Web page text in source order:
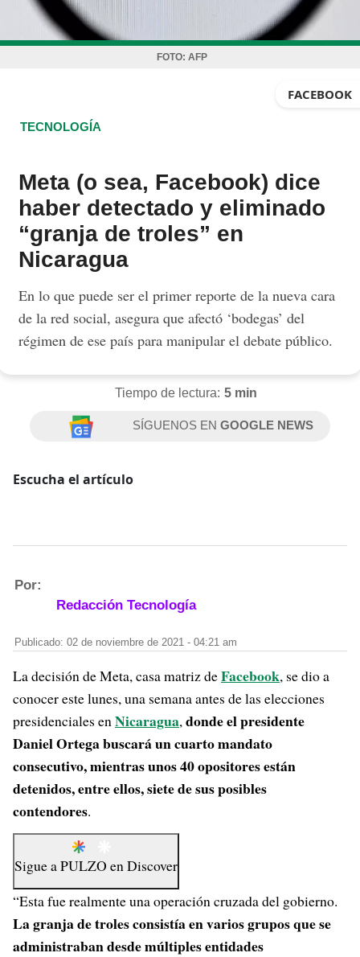
FOTO: AFP
FACEBOOK
TECNOLOGÍA
Meta (o sea, Facebook) dice
haber detectado y eliminado
“granja de troles” en
Nicaragua
En lo que puede ser el primer reporte de la nueva cara
de la red social, asegura que afectó ‘bodegas’ del
régimen de ese país para manipular el debate público.
Tiempo de lectura: 5 min
SÍGUENOS ENGOOGLE NEWS
Escucha el artículo
Por:
Redacción Tecnología
Publicado: 02 de noviembre de 2021 - 04:21 am
La decisión de Meta, casa matriz deFacebook, se dio a
conocer este lunes, una semana antes de las elecciones
presidenciales enNicaragua,donde el presidente
Daniel Ortega buscará un cuarto mandato
consecutivo, mientras unos 40 opositores están
detenidos, entre ellos, siete de sus posibles
contendores.
Sigue aPULZO enDiscover
“Esta fue realmente una operación cruzada del gobierno.
La granja de troles consistía en varios grupos que se
administraban desde múltiples entidades